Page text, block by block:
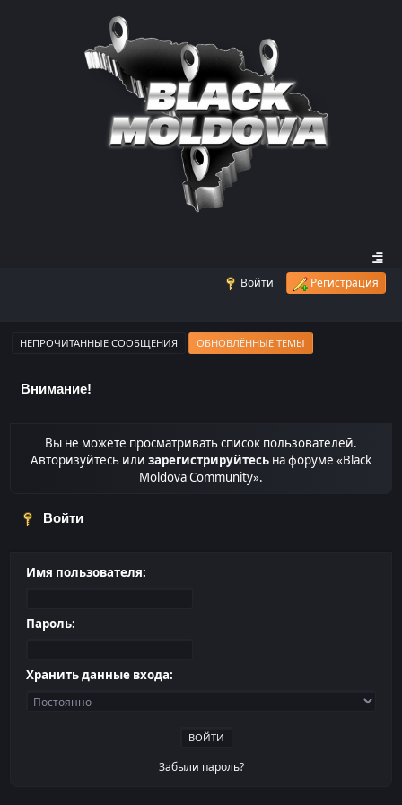
Войти Регистрация
НЕПРОЧИТАННЫЕ СООБЩЕНИЯ ОБНОВЛЁННЫЕ ТЕМЫ
Внимание!
Вы не можете просматривать список пользователей.
Авторизуйтесь или зарегистрируйтесь на форуме «Black
Moldova Community».
Войти
Имя пользователя:
Пароль:
Хранить данные входа:
Забыли пароль?